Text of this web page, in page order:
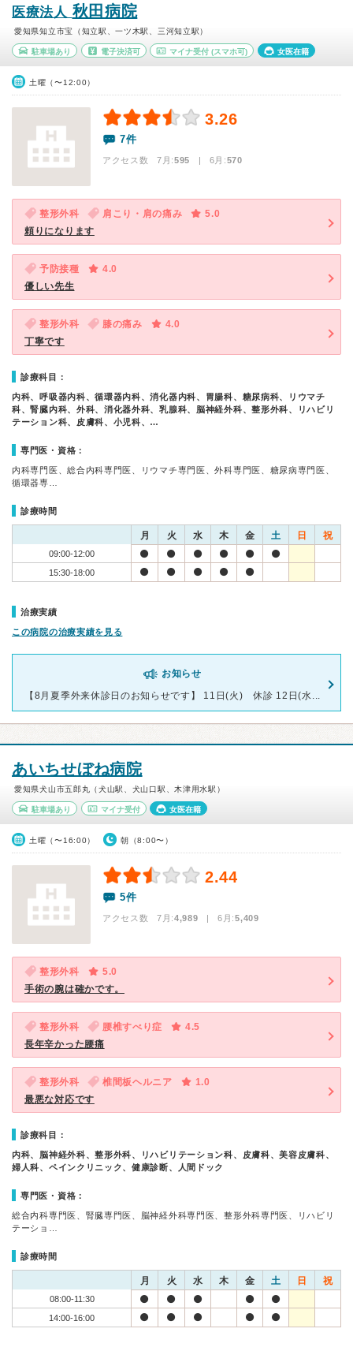
医療法人 秋田病院
愛知県知立市宝（知立駅、一ツ木駅、三河知立駅）
駐車場あり 電子決済可 マイナ受付 (スマホ可) 女医在籍
土曜（〜12:00）
3.26
7件
アクセス数 7月:595 | 6月:570
整形外科 肩こり・肩の痛み
5.0
頼りになります
予防接種
4.0
優しい先生
整形外科 膝の痛み
4.0
丁寧です
診療科目：
内科、呼吸器内科、循環器内科、消化器内科、胃腸科、糖尿病科、リウマチ
科、腎臓内科、外科、消化器外科、乳腺科、脳神経外科、整形外科、リハビリ
テーション科、皮膚科、小児科、…
専門医・資格：
内科専門医、総合内科専門医、リウマチ専門医、外科専門医、糖尿病専門医、
循環器専…
診療時間
月 火 水 木 金 土 日 祝
09:00-12:00
15:30-18:00
治療実績
この病院の治療実績を見る
お知らせ
【8月夏季外来休診日のお知らせです】 11日(火) 休診 12日(水...
あいちせぼね病院
愛知県犬山市五郎丸（犬山駅、犬山口駅、木津用水駅）
駐車場あり マイナ受付 女医在籍
土曜（〜16:00） 朝（8:00〜）
2.44
5件
アクセス数 7月:4,989 | 6月:5,409
整形外科
5.0
手術の腕は確かです。
整形外科 腰椎すべり症
4.5
長年辛かった腰痛
整形外科 椎間板ヘルニア
1.0
最悪な対応です
診療科目：
内科、脳神経外科、整形外科、リハビリテーション科、皮膚科、美容皮膚科、
婦人科、ペインクリニック、健康診断、人間ドック
専門医・資格：
総合内科専門医、腎臓専門医、脳神経外科専門医、整形外科専門医、リハビリ
テーショ…
診療時間
月 火 水 木 金 土 日 祝
08:00-11:30
14:00-16:00